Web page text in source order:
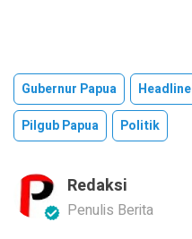
Gubernur Papua Headline
Pilgub Papua
Politik
Redaksi
Penulis Berita